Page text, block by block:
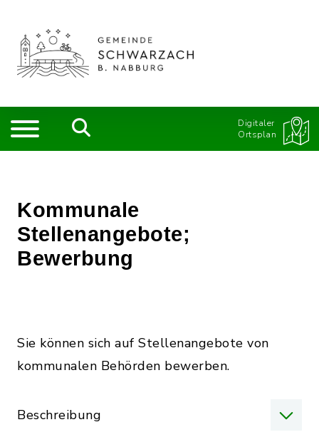
Digitaler
Ortsplan
Kommunale
Stellenangebote;
Bewerbung
Sie können sich auf Stellenangebote von
kommunalen Behörden bewerben.
Beschreibung